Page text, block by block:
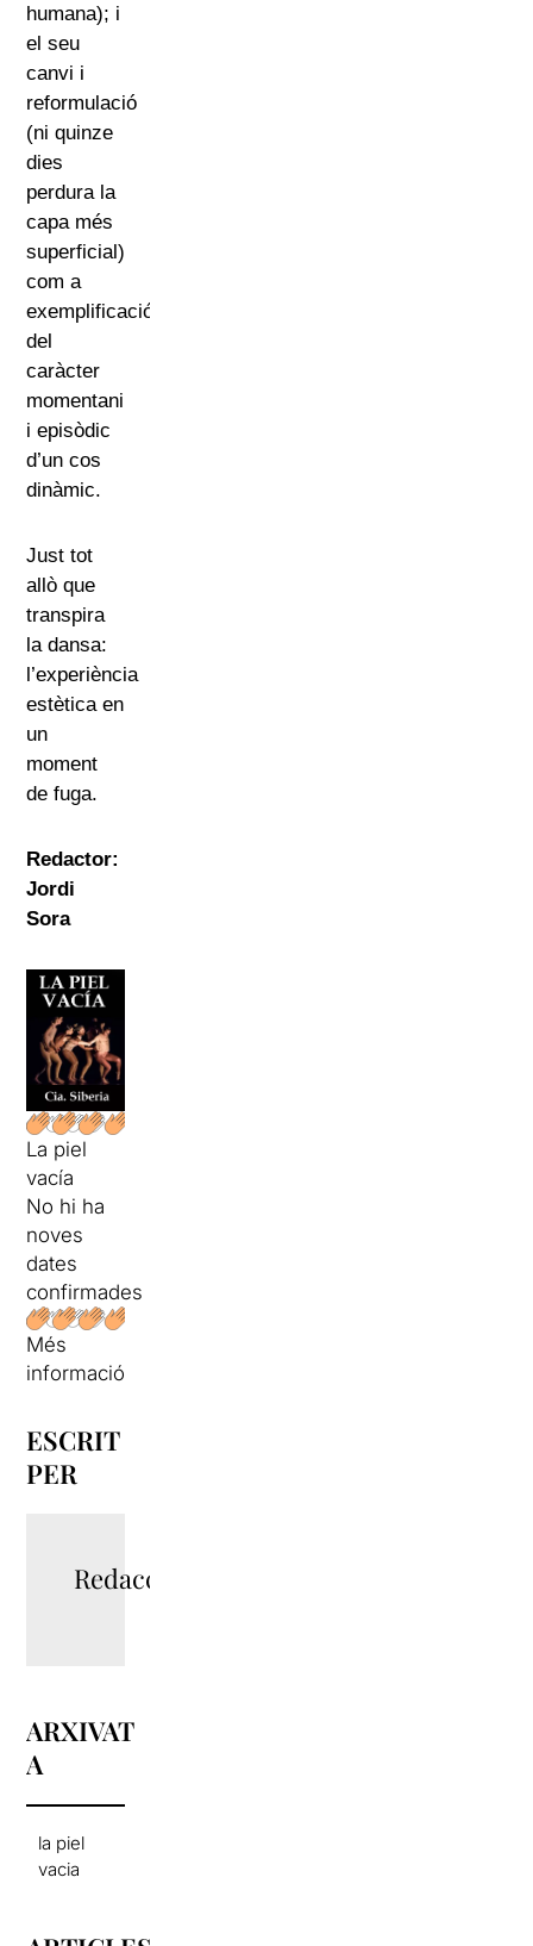
humana); i
el seu
canvi i
reformulació
(ni quinze
dies
perdura la
capa més
superficial)
com a
exemplificació
del
caràcter
momentani
i episòdic
d’un cos
dinàmic.
Just tot
allò que
transpira
la dansa:
l’experiència
estètica en
un
moment
de fuga.
Redactor:
Jordi
Sora
La piel
vacía
No hi ha
noves
dates
confirmades
Més
informació
ESCRIT
PER
Redacció
ARXIVAT
A
la piel
vacia